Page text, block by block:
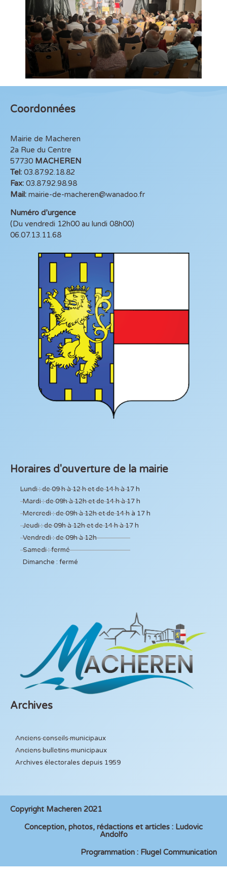
Coordonnées
Mairie de Macheren
2a Rue du Centre
57730 MACHEREN
Tel: 03.87.92.18.82
Fax: 03.87.92.98.98
Mail: mairie-de-macheren@wanadoo.fr
Numéro d’urgence
(Du vendredi 12h00 au lundi 08h00)
06.07.13.11.68
Horaires d'ouverture de la mairie
Lundi : de 09 h à 12 h et de 14 h à 17 h
Mardi : de 09h à 12h et de 14 h à 17 h
Mercredi : de 09h à 12h et de 14 h à 17 h
Jeudi : de 09h à 12h et de 14 h à 17 h
Vendredi : de 09h à 12h
Samedi : fermé
Dimanche : fermé
Archives
Anciens conseils municipaux
Anciens bulletins municipaux
Archives électorales depuis 1959
Copyright Macheren 2021
Conception, photos, rédactions et articles : Ludovic
Andolfo
Programmation : Flugel Communication